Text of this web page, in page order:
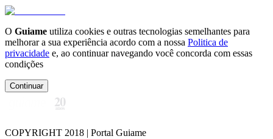
O Guiame utiliza cookies e outras tecnologias semelhantes para
melhorar a sua experiência acordo com a nossa Politica de
privacidade e, ao continuar navegando você concorda com essas
condições
Continuar
COPYRIGHT 2018 | Portal Guiame